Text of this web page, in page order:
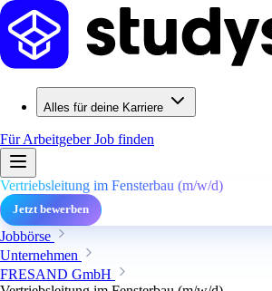
Alles für deine Karriere
Für ArbeitgeberJob finden
Vertriebsleitung im Fensterbau (m/w/d)
Jetzt bewerben
Jobbörse
Unternehmen
FRESAND GmbH